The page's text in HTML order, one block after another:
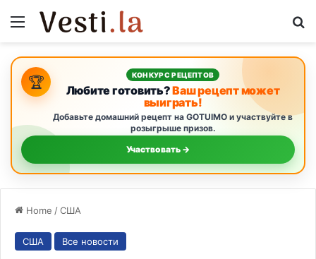
Menu
🏆 КОНКУРС РЕЦЕПТОВ
Любите готовить?Ваш рецепт может
выиграть!
Добавьте домашний рецепт на GOTUIMO и участвуйте в
розыгрыше призов.
Участвовать →
Home /США
США Все новости